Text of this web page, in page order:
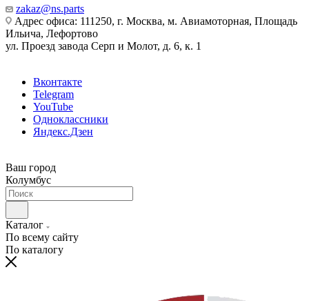
zakaz@ns.parts
Адрес офиса: 111250, г. Москва, м. Авиамоторная, Площадь
Ильича, Лефортово
ул. Проезд завода Серп и Молот, д. 6, к. 1
Вконтакте
Telegram
YouTube
Одноклассники
Яндекс.Дзен
Ваш город
Колумбус
Каталог
По всему сайту
По каталогу